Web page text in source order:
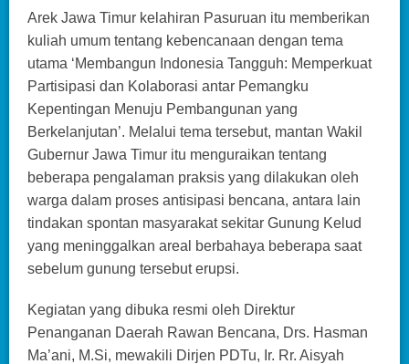
Arek Jawa Timur kelahiran Pasuruan itu memberikan
kuliah umum tentang kebencanaan dengan tema
utama ‘Membangun Indonesia Tangguh: Memperkuat
Partisipasi dan Kolaborasi antar Pemangku
Kepentingan Menuju Pembangunan yang
Berkelanjutan’. Melalui tema tersebut, mantan Wakil
Gubernur Jawa Timur itu menguraikan tentang
beberapa pengalaman praksis yang dilakukan oleh
warga dalam proses antisipasi bencana, antara lain
tindakan spontan masyarakat sekitar Gunung Kelud
yang meninggalkan areal berbahaya beberapa saat
sebelum gunung tersebut erupsi.
Kegiatan yang dibuka resmi oleh Direktur
Penanganan Daerah Rawan Bencana, Drs. Hasman
Ma’ani, M.Si, mewakili Dirjen PDTu, Ir. Rr. Aisyah